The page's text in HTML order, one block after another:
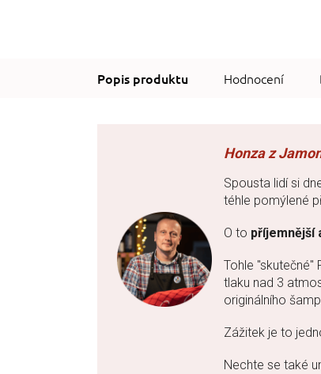
Hodnocení
Spousta lidí si
téhle pomýlené
O to příjemnější
Tohle
tlaku nad 3
originálního
Zážitek je to
Nechte se také